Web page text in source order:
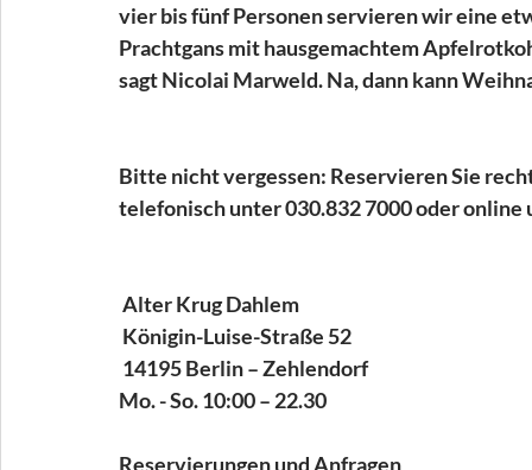
vier bis fünf Personen servieren wir eine
Prachtgans mit hausgemachtem
sagt Nicolai Marweld. Na, dann kann
Bitte nicht vergessen: Reservieren Sie
telefonisch unter 030.832 7000 oder
Alter Krug Dahlem
Königin-Luise-Straße 52
14195 Berlin – Zehlendorf
Mo. - So. 10:00 – 22.30
Reservierungen und Anfragen